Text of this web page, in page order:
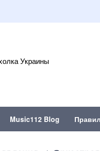
Украины
Music112 Blog